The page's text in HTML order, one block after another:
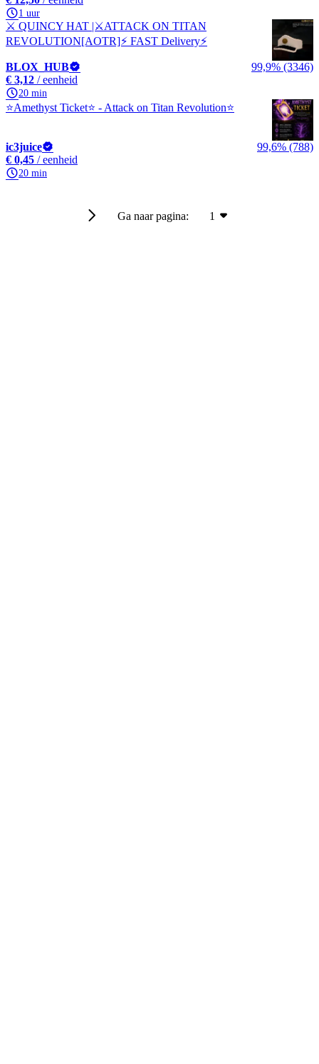
1 uur
⚔️ QUINCY HAT |⚔️ATTACK ON TITAN
REVOLUTION[AOTR]⚡ FAST Delivery⚡
BLOX_HUB
99,9% (3346)
€ 3,12 / eenheid
20 min
⭐Amethyst Ticket⭐ - Attack on Titan Revolution⭐
ic3juice
99,6% (788)
€ 0,45 / eenheid
20 min
Ga naar pagina: 1